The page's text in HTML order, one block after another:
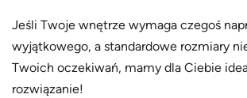
Jeśli Twoje wnętrze wymaga czegoś
wyjątkowego, a standardowe rozmiary
Twoich oczekiwań, mamy dla Ciebie
rozwiązanie!